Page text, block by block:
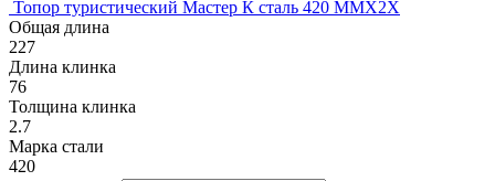
Топор туристический Мастер К сталь 420 MMX2X
Общая длина
227
Длина клинка
76
Толщина клинка
2.7
Марка стали
420